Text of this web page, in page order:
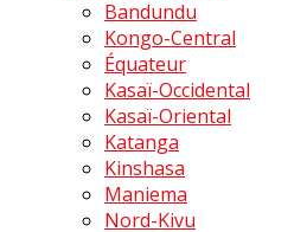
Bandundu
Kongo-Central
Équateur
Kasaï-Occidental
Kasaï-Oriental
Katanga
Kinshasa
Maniema
Nord-Kivu